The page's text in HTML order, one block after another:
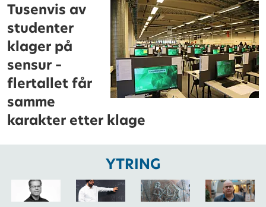
Tusenvis av
studenter
klager på
sensur –
flertallet får
samme
karakter etter klage
YTRING